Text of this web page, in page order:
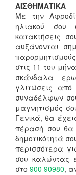
ΑΙΣΘΗΜΑΤΙΚΆ
Με την
ηλιακού σου
κατακτήσεις
αυξάνονται
στις 11 του
σκάνδαλα
γλιτώσεις
συναδέλφων
μαγνητισμός
Γενικά, θα
πέρασή σου θα
δημοτικότητά
περισσότερα
σου καλώντας
στο 900 90980,